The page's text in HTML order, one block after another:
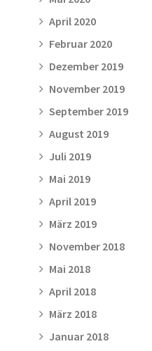
April 2020
Februar 2020
Dezember 2019
November 2019
September 2019
August 2019
Juli 2019
Mai 2019
April 2019
März 2019
November 2018
Mai 2018
April 2018
März 2018
Januar 2018